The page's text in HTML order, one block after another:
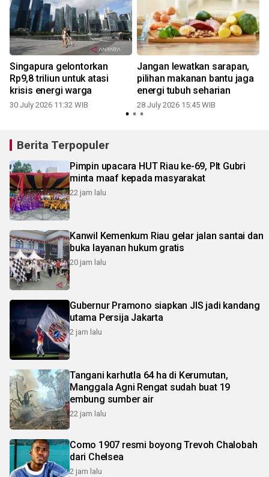
Singapura gelontorkan
Rp9,8 triliun untuk atasi
krisis energi warga
30 July 2026 11:32 WIB
Jangan lewatkan sarapan,
pilihan makanan bantu jaga
energi tubuh seharian
28 July 2026 15:45 WIB
Berita Terpopuler
Pimpin upacara HUT Riau ke-69, Plt Gubri
minta maaf kepada masyarakat
22 jam lalu
Kanwil Kemenkum Riau gelar jalan santai dan
buka layanan hukum gratis
20 jam lalu
Gubernur Pramono siapkan JIS jadi kandang
utama Persija Jakarta
2 jam lalu
Tangani karhutla 64 ha di Kerumutan,
Manggala Agni Rengat sudah buat 19
embung sumber air
22 jam lalu
Como 1907 resmi boyong Trevoh Chalobah
dari Chelsea
2 jam lalu